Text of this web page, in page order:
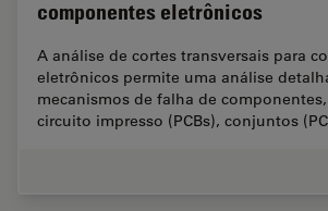
componentes eletrônicos
A análise de cortes transversais para
eletrônicos permite uma análise
mecanismos de falha de
circuito impresso (PCBs), conjuntos